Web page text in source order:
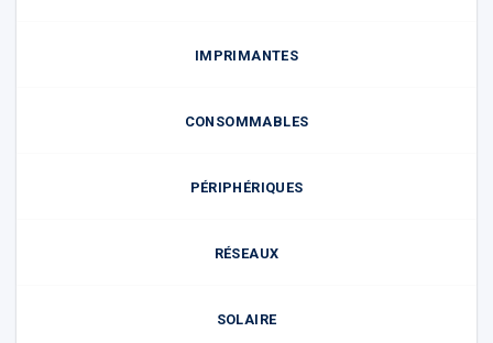
IMPRIMANTES
CONSOMMABLES
PÉRIPHÉRIQUES
RÉSEAUX
SOLAIRE